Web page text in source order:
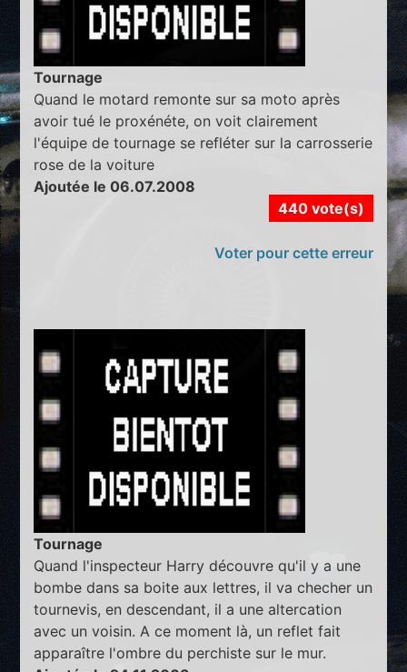
Tournage
Quand le motard remonte sur sa moto après
avoir tué le proxénéte, on voit clairement
l'équipe de tournage se refléter sur la carrosserie
rose de la voiture
Ajoutée le 06.07.2008
440 vote(s)
Voter pour cette erreur
Tournage
Quand l'inspecteur Harry découvre qu'il y a une
bombe dans sa boite aux lettres, il va checher un
tournevis, en descendant, il a une altercation
avec un voisin. A ce moment là, un reflet fait
apparaître l'ombre du perchiste sur le mur.